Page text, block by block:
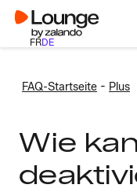
FRDE
FAQ-Startseite - Plus
Wie